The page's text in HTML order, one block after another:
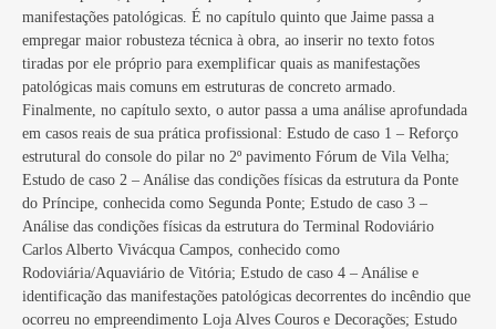
manifestações patológicas. É no capítulo quinto que Jaime passa a
empregar maior robusteza técnica à obra, ao inserir no texto fotos
tiradas por ele próprio para exemplificar quais as manifestações
patológicas mais comuns em estruturas de concreto armado.
Finalmente, no capítulo sexto, o autor passa a uma análise aprofundada
em casos reais de sua prática profissional: Estudo de caso 1 – Reforço
estrutural do console do pilar no 2º pavimento Fórum de Vila Velha;
Estudo de caso 2 – Análise das condições físicas da estrutura da Ponte
do Príncipe, conhecida como Segunda Ponte; Estudo de caso 3 –
Análise das condições físicas da estrutura do Terminal Rodoviário
Carlos Alberto Vivácqua Campos, conhecido como
Rodoviária/Aquaviário de Vitória; Estudo de caso 4 – Análise e
identificação das manifestações patológicas decorrentes do incêndio que
ocorreu no empreendimento Loja Alves Couros e Decorações; Estudo